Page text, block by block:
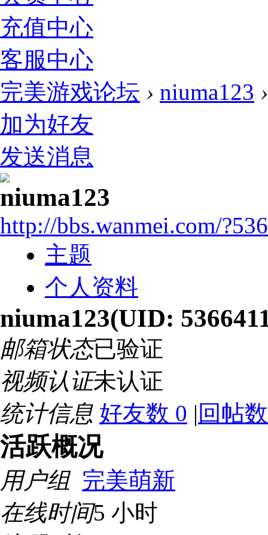
充值中心
客服中心
完美游戏论坛 › niuma123 ›
加为好友
发送消息
niuma123
http://bbs.wanmei.com/
主题
个人资料
niuma123(UID:
邮箱状态已验证
视频认证未认证
统计信息 好友数 0 | 回帖
活跃概况
用户组 完美萌新
在线时间5 小时